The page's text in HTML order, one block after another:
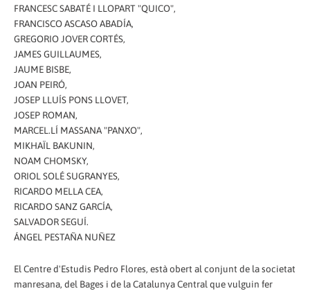
FRANCESC SABATÉ I LLOPART "QUICO",
FRANCISCO ASCASO ABADÍA,
GREGORIO JOVER CORTÉS,
JAMES GUILLAUMES,
JAUME BISBE,
JOAN PEIRÓ,
JOSEP LLUÍS PONS LLOVET,
JOSEP ROMAN,
MARCEL.LÍ MASSANA "PANXO",
MIKHAÏL BAKUNIN,
NOAM CHOMSKY,
ORIOL SOLÉ SUGRANYES,
RICARDO MELLA CEA,
RICARDO SANZ GARCÍA,
SALVADOR SEGUÍ.
ÁNGEL PESTAÑA NUÑEZ
El Centre d'Estudis Pedro Flores, està obert al conjunt de la societat
manresana, del Bages i de la Catalunya Central que vulguin fer